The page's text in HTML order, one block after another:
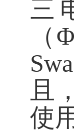
三
且
使